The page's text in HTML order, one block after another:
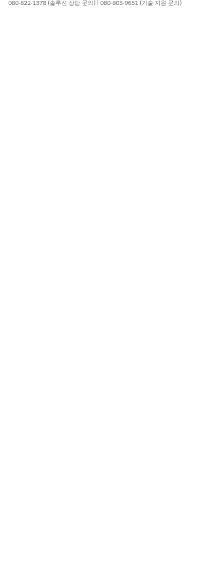
080-822-1378 (솔루션 상담 문의) | 080-805-9651 (기술 지원 문의)